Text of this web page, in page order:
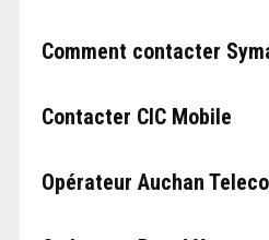
Comment contacter
Contacter CIC Mobile
Opérateur Auchan